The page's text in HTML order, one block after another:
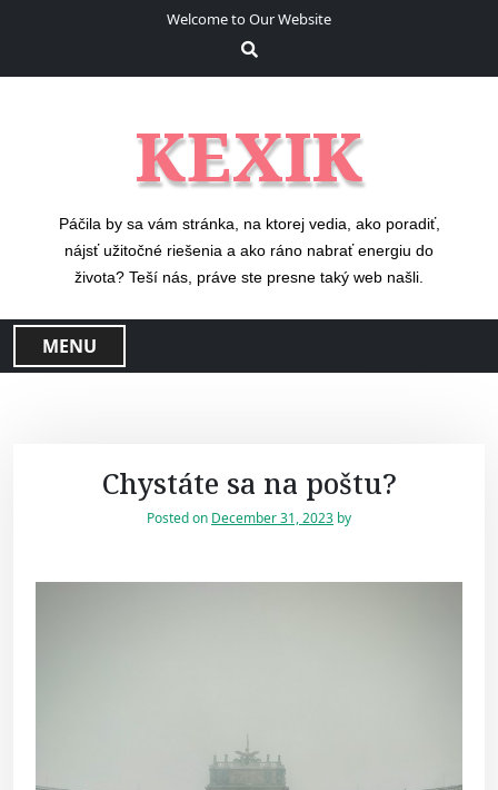
Welcome to Our Website
KEXIK
Páčila by sa vám stránka, na ktorej vedia, ako poradiť,
nájsť užitočné riešenia a ako ráno nabrať energiu do
života? Teší nás, práve ste presne taký web našli.
MENU
Chystáte sa na poštu?
Posted on December 31, 2023 by